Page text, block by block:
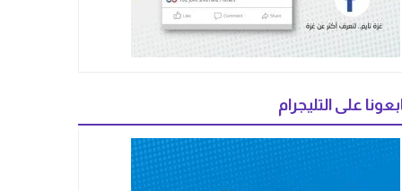
على التليجرام